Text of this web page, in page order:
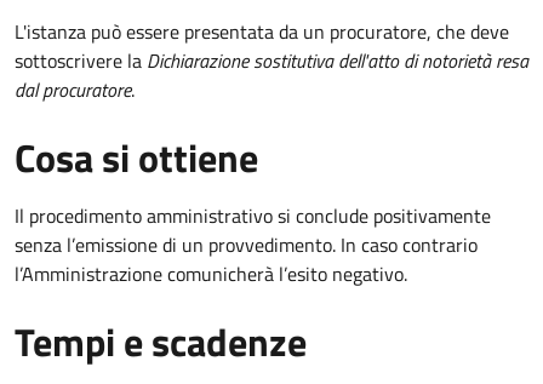
L'istanza può essere presentata da un procuratore, che deve
sottoscrivere la Dichiarazione sostitutiva dell'atto di notorietà resa
dal procuratore.
Cosa si ottiene
Il procedimento amministrativo si conclude positivamente
senza l’emissione di un provvedimento. In caso contrario
l’Amministrazione comunicherà l’esito negativo.
Tempi e scadenze